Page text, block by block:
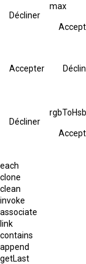
Décliner
max
Accepter
Décliner
rgbToHsb
each
clone
clean
invoke
associate
link
contains
append
getLast